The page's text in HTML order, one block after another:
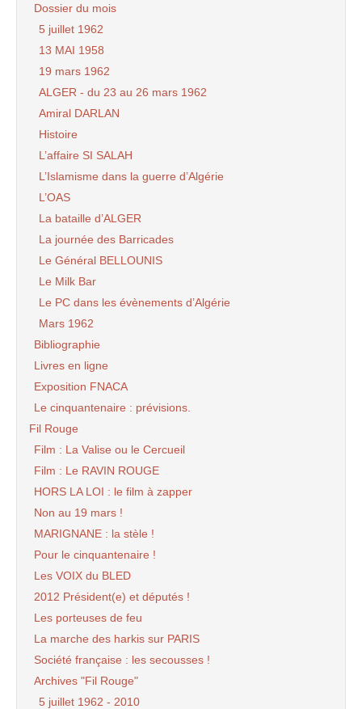
Dossier du mois
5 juillet 1962
13 MAI 1958
19 mars 1962
ALGER - du 23 au 26 mars 1962
Amiral DARLAN
Histoire
L’affaire SI SALAH
L’Islamisme dans la guerre d’Algérie
L’OAS
La bataille d’ALGER
La journée des Barricades
Le Général BELLOUNIS
Le Milk Bar
Le PC dans les évènements d’Algérie
Mars 1962
Bibliographie
Livres en ligne
Exposition FNACA
Le cinquantenaire : prévisions.
Fil Rouge
Film : La Valise ou le Cercueil
Film : Le RAVIN ROUGE
HORS LA LOI : le film à zapper
Non au 19 mars !
MARIGNANE : la stèle !
Pour le cinquantenaire !
Les VOIX du BLED
2012 Président(e) et députés !
Les porteuses de feu
La marche des harkis sur PARIS
Société française : les secousses !
Archives "Fil Rouge"
5 juillet 1962 - 2010